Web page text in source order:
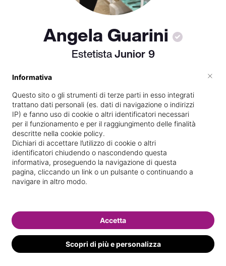
Angela Guarini
EstetistaJunior9
Mi piace pensare che questo lavoro sia il
più bello di tutti perché entri nella vita
delle persone ❤️
Vive aFasano
Titolare pressoNicole Estetica &
Make-up
Diplomatapresso la scuola
Specializzata inPedicure specialistica
Vedi le informazioni di Angela
Informativa
Questo sito o gli strumenti di terze parti in esso integrati
trattano dati personali (es. dati di navigazione o indirizzi
IP) e fanno uso di cookie o altri identificatori necessari
per il funzionamento e per il raggiungimento delle finalità
descritte nella cookie policy.
Dichiari di accettare l’utilizzo di cookie o altri
identificatori chiudendo o nascondendo questa
informativa, proseguendo la navigazione di questa
pagina, cliccando un link o un pulsante o continuando a
navigare in altro modo.
Scopri di più e personalizza
Accetta
×